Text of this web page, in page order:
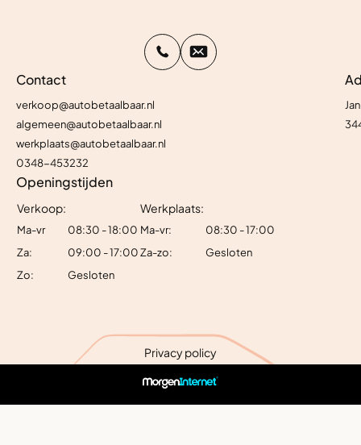
Contact
verkoop@autobetaalbaar.nl
algemeen@autobetaalbaar.nl
werkplaats@autobetaalbaar.nl
0348-453232
Openingstijden
Verkoop:
Ma-vr
08:30 - 18:00
Za:
09:00 - 17:00
Zo:
Gesloten
Werkplaats:
Ma-vr:
08:30 - 17:00
Za-zo:
Gesloten
Privacy policy